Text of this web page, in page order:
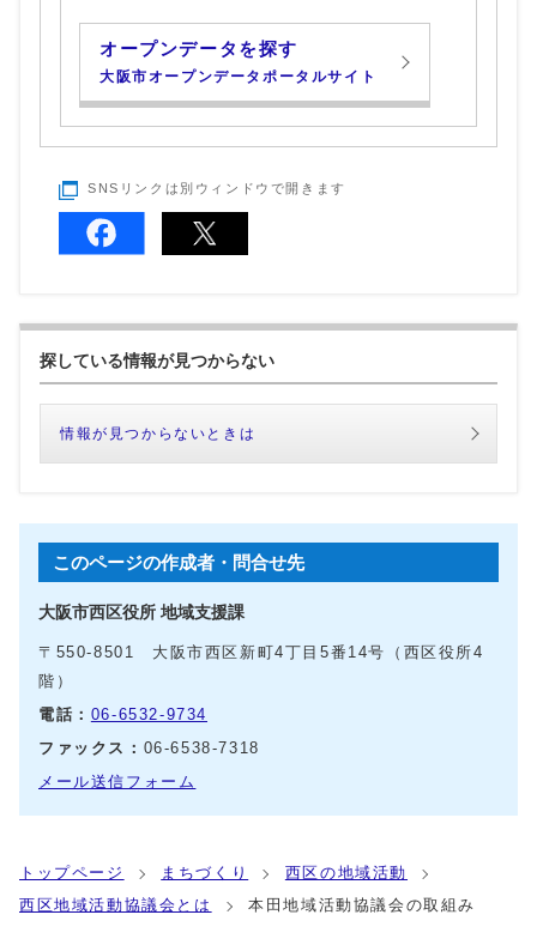
オープンデータを探す
大阪市オープンデータポータルサイト
SNSリンクは別ウィンドウで開きます
探している情報が見つからない
情報が見つからないときは
このページの作成者・問合せ先
大阪市西区役所 地域支援課
〒550-8501 大阪市西区新町4丁目5番14号（西区役所4
階）
電話： 06-6532-9734
ファックス： 06-6538-7318
メール送信フォーム
トップページ まちづくり
西区の地域活動
西区地域活動協議会とは
本田地域活動協議会の取組み